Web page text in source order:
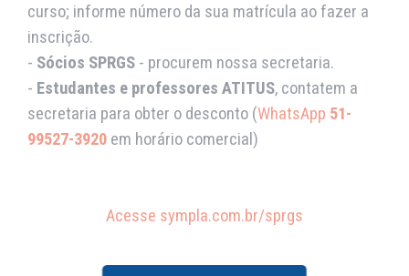
curso; informe número da sua matrícula ao fazer a
inscrição.
- Sócios SPRGS - procurem nossa secretaria.
- Estudantes e professores ATITUS, contatem a
secretaria para obter o desconto (WhatsApp 51-
99527-3920 em horário comercial)
Acesse sympla.com.br/sprgs